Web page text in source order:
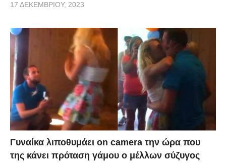
17 ΔΕΚΕΜΒΡΊΟΥ, 2023
Γυναίκα λιποθυμάει on camera την ώρα που
της κάνει πρόταση γάμου ο μέλλων σύζυγος